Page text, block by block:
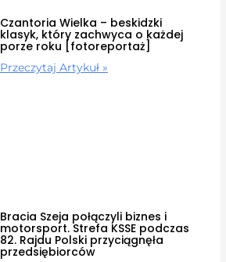
Czantoria Wielka – beskidzki
klasyk, który zachwyca o każdej
porze roku [fotoreportaż]
Przeczytaj Artykuł »
Bracia Szeja połączyli biznes i
motorsport. Strefa KSSE podczas
82. Rajdu Polski przyciągnęła
przedsiębiorców